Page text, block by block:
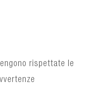
rispettate le